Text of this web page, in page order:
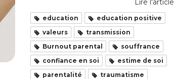
Lire l'article
education
education positive
valeurs
transmission
Burnout parental
souffrance
confiance en soi
estime de soi
parentalité
traumatisme